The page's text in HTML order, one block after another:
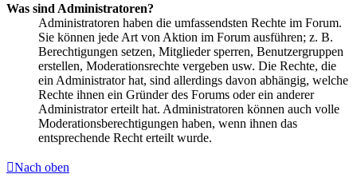
Was sind Administratoren?
Administratoren haben die umfassendsten Rechte im Forum.
Sie können jede Art von Aktion im Forum ausführen; z. B.
Berechtigungen setzen, Mitglieder sperren, Benutzergruppen
erstellen, Moderationsrechte vergeben usw. Die Rechte, die
ein Administrator hat, sind allerdings davon abhängig, welche
Rechte ihnen ein Gründer des Forums oder ein anderer
Administrator erteilt hat. Administratoren können auch volle
Moderationsberechtigungen haben, wenn ihnen das
entsprechende Recht erteilt wurde.
Nach oben